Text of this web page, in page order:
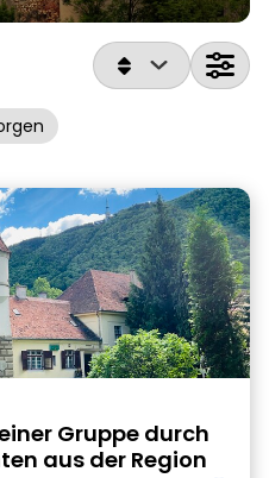
Gruppe durch
aus der Region